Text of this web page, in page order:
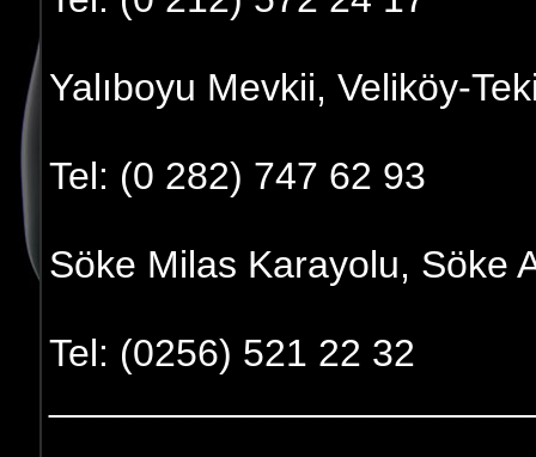
Yalıboyu Mevkii, Veliköy-
Tel: (0 282) 747 62 93
Söke Milas Karayolu, Söke
Tel: (0256) 521 22 32